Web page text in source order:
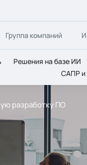
Группа компаний
Решения на базе ИИ
САПР и
разработку ПО